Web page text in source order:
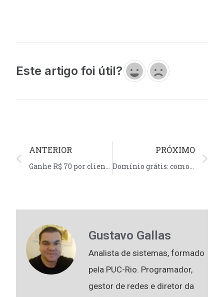
Este artigo foi útil?
ANTERIOR
Ganhe R$ 70 por cliente indicado – Afiliados Homehost
PRÓXIMO
Domínio grátis: como ter um domínio sem custo
Gustavo Gallas
Analista de sistemas, formado
pela PUC-Rio. Programador,
gestor de redes e diretor da